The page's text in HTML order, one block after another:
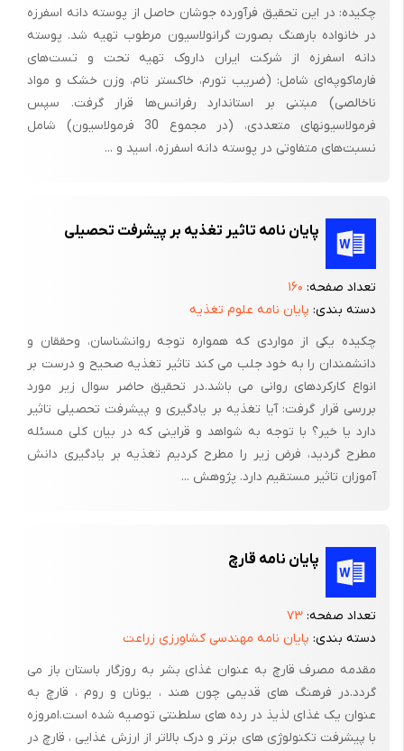
چکیده: در این تحقیق فرآورده جوشان حاصل از پوسته دانه اسفرزه
در خانواده بارهنگ بصورت گرانولاسیون مرطوب تهیه شد. پوسته
دانه اسفرزه از شرکت ایران داروک تهیه تحت و تست‌های
فارماکوپه‌ای شامل: (ضریب تورم، خاکستر تام، وزن خشک و مواد
ناخالصی) مبتنی بر استاندارد رفرانس‌ها قرار گرفت. سپس
فرمولاسیونهای متعددی، (در مجموع 30 فرمولاسیون) شامل
نسبت‌های متفاوتی در پوسته‌ دانه اسفرزه، اسید و ...
پایان نامه تاثیر تغذیه بر پیشرفت تحصیلی
تعداد صفحه: ۱۶۰
دسته بندی: پایان نامه علوم تغذیه
چکیده یکی از مواردی که همواره توجه روانشناسان، وحققان و
دانشمندان را به خود جلب می کند تاثیر تغذیه صحیح و درست بر
انواع کارکردهای روانی می باشد.در تحقیق حاضر سوال زیر مورد
بررسی قرار گرفت: آیا تغذیه بر یادگیری و پیشرفت تحصیلی تاثیر
دارد یا خیر؟ با توجه به شواهد و قراینی که در بیان کلی مسئله
مطرح گردید، فرض زیر را مطرح کردیم تغذیه بر یادگیری دانش
آموزان تاثیر مستقیم دارد. پژوهش ...
پایان نامه قارچ
تعداد صفحه: ۷۳
دسته بندی: پایان نامه مهندسی کشاورزی زراعت
مقدمه مصرف قارچ به عنوان غذای بشر به روزگار باستان باز می
گردد.در فرهنگ های قدیمی چون هند ، یونان و روم ، قارچ به
عنوان یک غذای لذیذ در رده های سلطنتی توصیه شده است.امروزه
با پیشرفت تکنولوژی های برتر و درک بالاتر از ارزش غذایی ، قارچ در